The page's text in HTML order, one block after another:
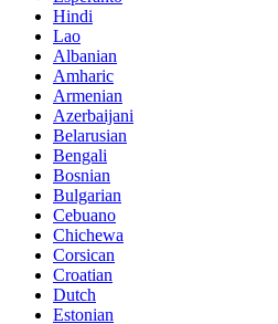
Hindi
Lao
Albanian
Amharic
Armenian
Azerbaijani
Belarusian
Bengali
Bosnian
Bulgarian
Cebuano
Chichewa
Corsican
Croatian
Dutch
Estonian